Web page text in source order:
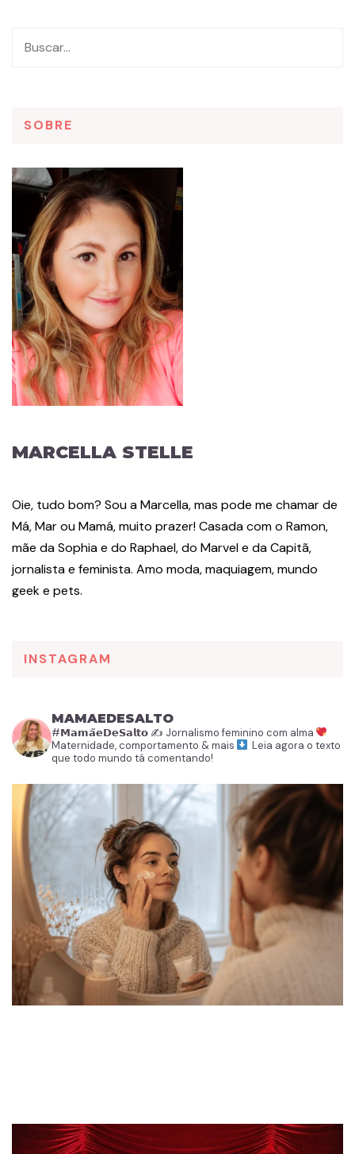
SOBRE
MARCELLA STELLE
Oie, tudo bom? Sou a Marcella, mas pode me chamar de
Má, Mar ou Mamá, muito prazer! Casada com o Ramon,
mãe da Sophia e do Raphael, do Marvel e da Capitã,
jornalista e feminista. Amo moda, maquiagem, mundo
geek e pets.
INSTAGRAM
MAMAEDESALTO
#𝗠𝗮𝗺𝗮̃𝗲𝗗𝗲𝗦𝗮𝗹𝘁𝗼 ✍️ Jornalismo feminino com alma
Maternidade, comportamento & mais
Leia agora o texto
que todo mundo tá comentando!